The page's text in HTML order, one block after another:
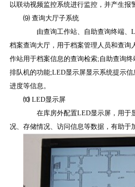
以联动视频监控系统进行监控，并产生报
⑼ 查询大厅子系统
由查询工作站、自助查询终端、
档案查询大厅，用于档案管理人员和查询
作站用于档案信息的查询检索;自助查询
排队机的功能;LED显示屏显示系统提示
进度等信息。
⑽ LED显示屏
在库房外配置LED显示屏，用于
况、存储情况、访问信息等数据，有助于